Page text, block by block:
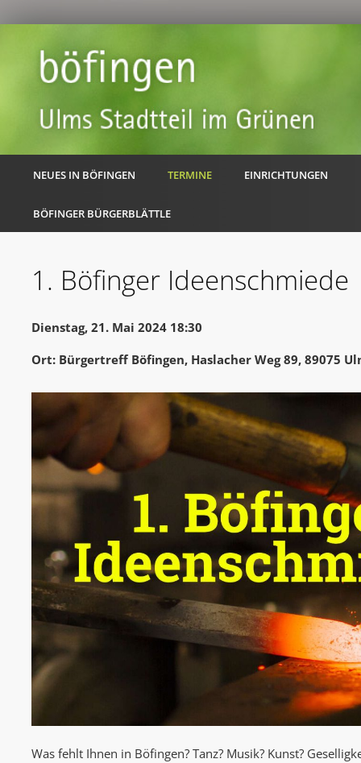
NEUES IN BÖFINGEN TERMINE EINRICHTUNGEN
BÖFINGER BÜRGERBLÄTTLE
1. Böfinger Ideenschmiede
Dienstag, 21. Mai 2024 18:30
Ort: Bürgertreff Böfingen, Haslacher Weg 89, 89075
Was fehlt Ihnen in Böfingen? Tanz? Musik? Kunst?